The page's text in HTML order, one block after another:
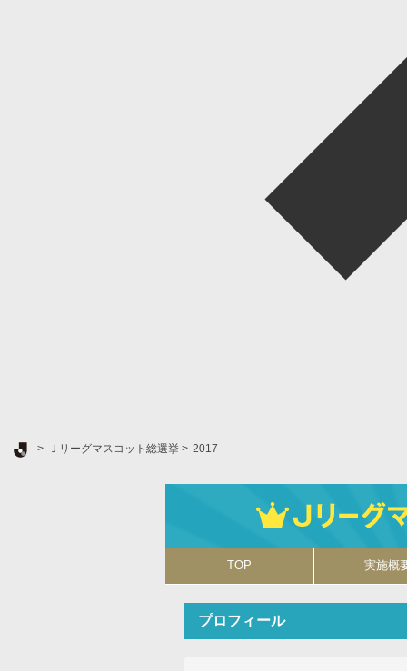
Ｊリーグ TOP
Ｊリーグマスコット総選挙 2017
TOP 実施概
プロフィール